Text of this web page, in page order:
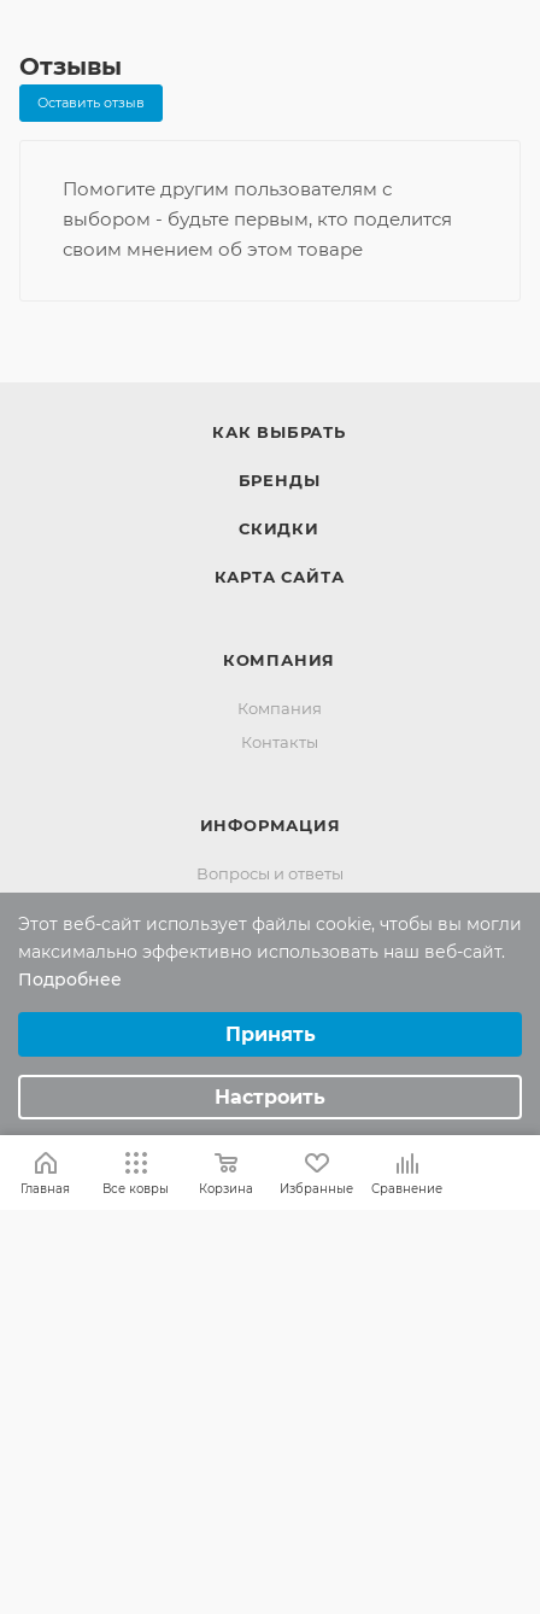
Отзывы
Оставить отзыв
Помогите другим пользователям с
выбором - будьте первым, кто поделится
своим мнением об этом товаре
КАК ВЫБРАТЬ
БРЕНДЫ
СКИДКИ
КАРТА САЙТА
КОМПАНИЯ
Компания
Контакты
ИНФОРМАЦИЯ
Вопросы и ответы
Политика конфиденциальности
ПОМОЩЬ
Оплата и доставка
Обмен и возврат
Россия:8 (800) 101-38-97
Главная Все ковры Корзина Избранные Сравнение
Этот веб-сайт использует файлы cookie, чтобы вы могли
максимально эффективно использовать наш веб-сайт.
Подробнее
Аналитические/Функциональные
Принять
Настроить